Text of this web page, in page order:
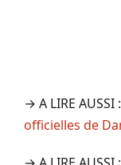
→ A LIRE AUSSI :
officielles de